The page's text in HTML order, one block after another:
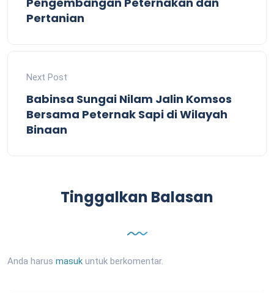
Pertanian
Next Post
Babinsa Sungai Nilam Jalin Komsos
Bersama Peternak Sapi di Wilayah
Binaan
Tinggalkan Balasan
Anda harus masuk untuk berkomentar.